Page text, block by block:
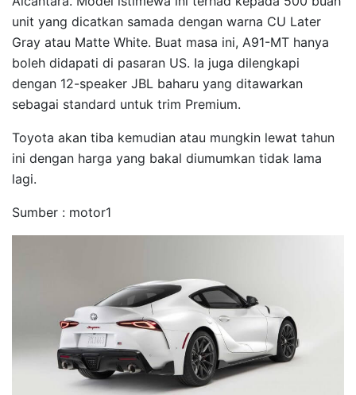
unit yang dicatkan samada dengan warna CU Later
Gray atau Matte White. Buat masa ini, A91-MT hanya
boleh didapati di pasaran US. Ia juga dilengkapi
dengan 12-speaker JBL baharu yang ditawarkan
sebagai standard untuk trim Premium.
Toyota akan tiba kemudian atau mungkin lewat tahun
ini dengan harga yang bakal diumumkan tidak lama
lagi.
Sumber : motor1